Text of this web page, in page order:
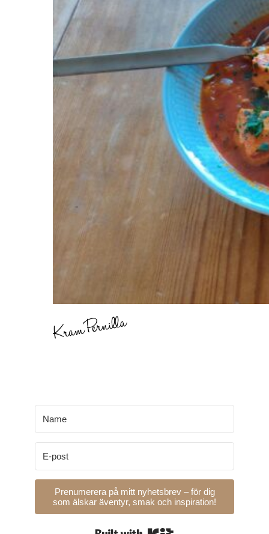
Prenumerera på mitt nyhetsbrev – för dig
som älskar äventyr, smak och inspiration!